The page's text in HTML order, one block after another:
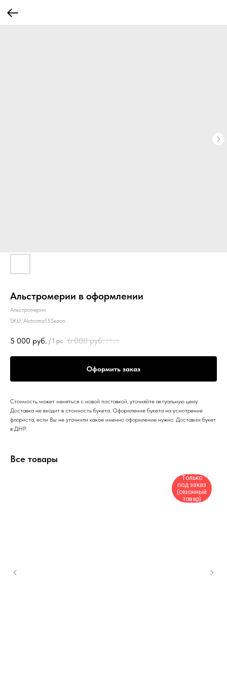
Альстромерии в оформлении
Альстромерии
SKU: Alstroma15Sezon
5 000 руб. / 1 pc 6 000 руб. / 1 pc
Оформить заказ
Стоимость может меняться с новой поставкой, уточняйте актуальную цену.
Доставка не входит в стоимость букета. Оформление букета на усмотрение
флориста, если Вы не уточнили какое именно оформление нужно. Доставим букет
в ДНР.
Все товары
Только
под заказ
(сезонный
товар)